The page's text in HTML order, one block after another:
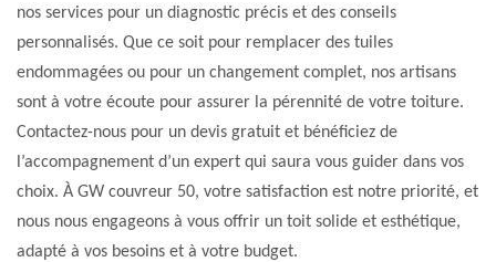
nos services pour un diagnostic précis et des conseils
personnalisés. Que ce soit pour remplacer des tuiles
endommagées ou pour un changement complet, nos artisans
sont à votre écoute pour assurer la pérennité de votre toiture.
Contactez-nous pour un devis gratuit et bénéficiez de
l’accompagnement d’un expert qui saura vous guider dans vos
choix. À GW couvreur 50, votre satisfaction est notre priorité, et
nous nous engageons à vous offrir un toit solide et esthétique,
adapté à vos besoins et à votre budget.